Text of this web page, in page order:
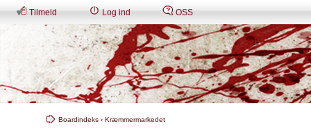
Tilmeld Log ind OSS
Boardindeks ‹ Kræmmermarkedet